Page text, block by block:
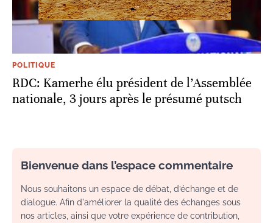
POLITIQUE
RDC: Kamerhe élu président de l’Assemblée
nationale, 3 jours après le présumé putsch
Bienvenue dans l’espace commentaire
Nous souhaitons un espace de débat, d’échange et de
dialogue. Afin d'améliorer la qualité des échanges sous
nos articles, ainsi que votre expérience de contribution,